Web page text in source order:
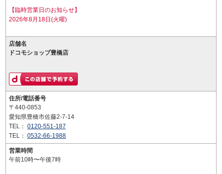
【臨時営業日のお知らせ】
2026年8月18日(火曜)
店舗名
ドコモショップ豊橋店
住所/電話番号
〒440-0853
愛知県豊橋市佐藤2-7-14
TEL： 0120-551-187
TEL： 0532-66-1988
営業時間
午前10時〜午後7時